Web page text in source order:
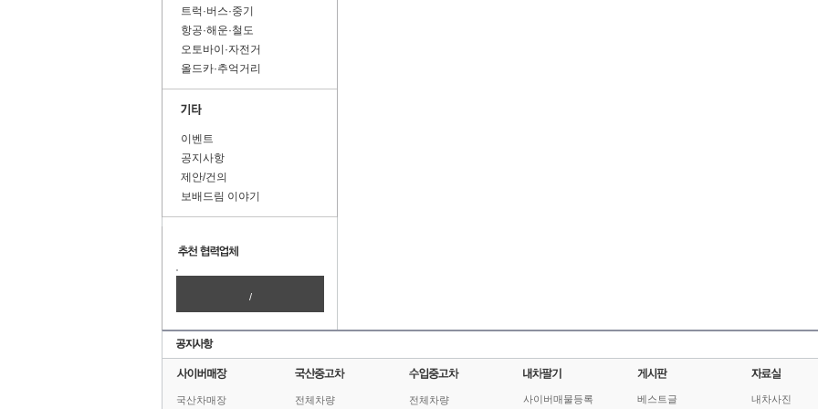
트럭·버스·중기
항공·해운·철도
오토바이·자전거
올드카·추억거리
이벤트
공지사항
제안/건의
보배드림 이야기
/
국산차매장 전체차량 전체차량 사이버매물등록 베스트글 내차사진